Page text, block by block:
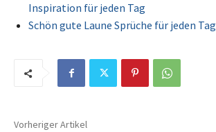
Inspiration für jeden Tag
Schön gute Laune Sprüche für jeden Tag
Vorheriger Artikel